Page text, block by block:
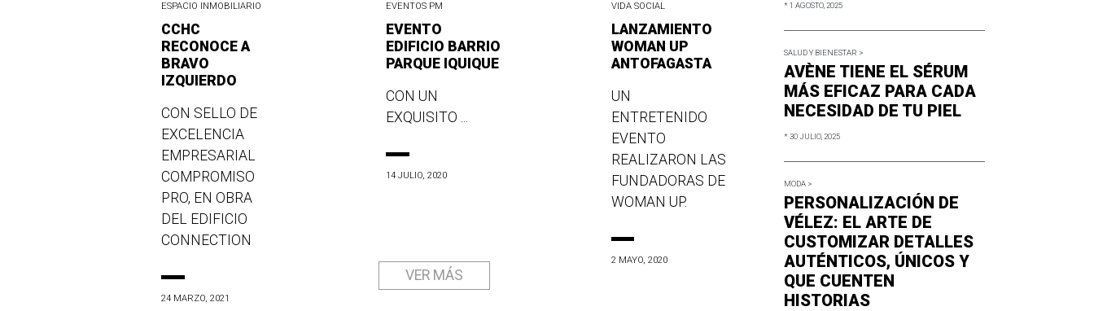
ESPACIO INMOBILIARIO
CCHC
RECONOCE A
BRAVO
IZQUIERDO
CON SELLO DE
EXCELENCIA
EMPRESARIAL
COMPROMISO
PRO, EN OBRA
DEL EDIFICIO
CONNECTION
24 MARZO, 2021
EVENTOS PM
EVENTO
EDIFICIO BARRIO
PARQUE IQUIQUE
CON UN
EXQUISITO ...
14 JULIO, 2020
VIDA SOCIAL
LANZAMIENTO
WOMAN UP
ANTOFAGASTA
UN
ENTRETENIDO
EVENTO
REALIZARON LAS
FUNDADORAS DE
WOMAN UP.
2 MAYO, 2020
VER MÁS
* 1 AGOSTO, 2025
SALUD Y BIENESTAR >
AVÈNE TIENE EL SÉRUM
MÁS EFICAZ PARA CADA
NECESIDAD DE TU PIEL
* 30 JULIO, 2025
MODA >
PERSONALIZACIÓN DE
VÉLEZ: EL ARTE DE
CUSTOMIZAR DETALLES
AUTÉNTICOS, ÚNICOS Y
QUE CUENTEN
HISTORIAS